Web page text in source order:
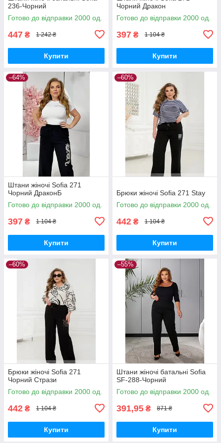
236-Чорний
Готово до відправки 2000 од.
447 ₴ 1 242 ₴
Купити
Чорний Дракон
Готово до відправки 2000 од.
397 ₴ 1 104 ₴
Купити
–64%
Штани жіночі Sofia 271
Чорний ДраконБ
Готово до відправки 2000 од.
397 ₴ 1 104 ₴
Купити
–60%
Брюки жіночі Sofia 271 Stay
Готово до відправки 2000 од.
442 ₴ 1 104 ₴
Купити
–60%
Брюки жіночі Sofia 271
Чорний Стрази
Готово до відправки 2000 од.
442 ₴ 1 104 ₴
Купити
–55%
Штани жіночі батальні Sofia
SF-288-Чорний
Готово до відправки 2000 од.
391,95 ₴ 871 ₴
Купити